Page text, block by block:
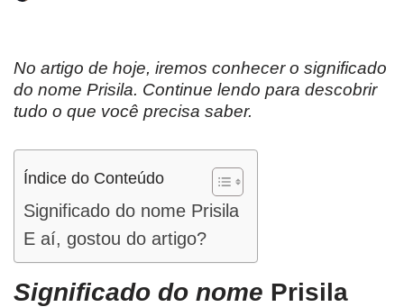
No artigo de hoje, iremos conhecer o significado
do nome Prisila. Continue lendo para descobrir
tudo o que você precisa saber.
Índice do Conteúdo
Significado do nome Prisila
E aí, gostou do artigo?
Significado do nome Prisila